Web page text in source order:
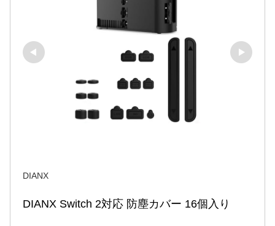
DIANX
DIANX Switch 2対応 防塵カバー 16個入り